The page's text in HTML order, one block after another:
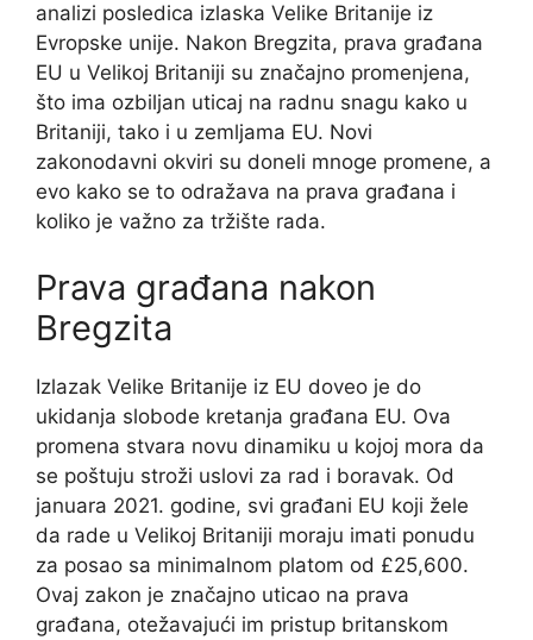
analizi posledica izlaska Velike Britanije iz
Evropske unije. Nakon Bregzita, prava građana
EU u Velikoj Britaniji su značajno promenjena,
što ima ozbiljan uticaj na radnu snagu kako u
Britaniji, tako i u zemljama EU. Novi
zakonodavni okviri su doneli mnoge promene, a
evo kako se to odražava na prava građana i
koliko je važno za tržište rada.
Prava građana nakon
Bregzita
Izlazak Velike Britanije iz EU doveo je do
ukidanja slobode kretanja građana EU. Ova
promena stvara novu dinamiku u kojoj mora da
se poštuju stroži uslovi za rad i boravak. Od
januara 2021. godine, svi građani EU koji žele
da rade u Velikoj Britaniji moraju imati ponudu
za posao sa minimalnom platom od £25,600.
Ovaj zakon je značajno uticao na prava
građana, otežavajući im pristup britanskom